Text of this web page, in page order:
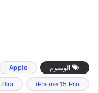
الوسوم Apple
iPhone 15 Pro